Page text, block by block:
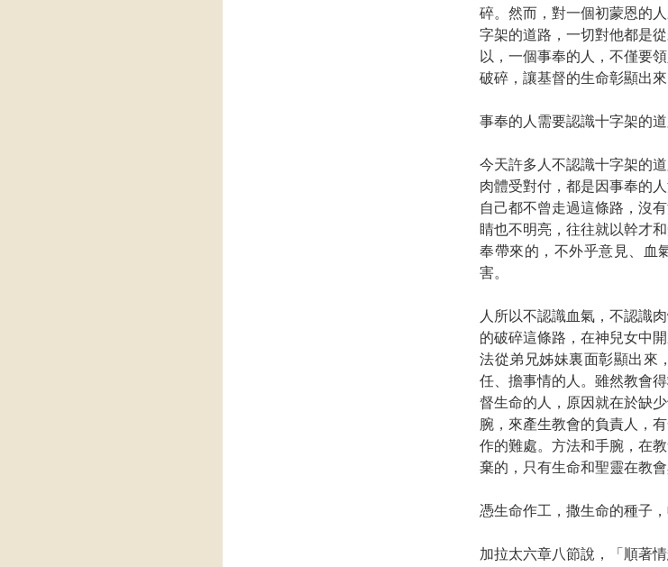
碎。然而，對一個初蒙恩的
字架的道路，一切對他都是
以，一個事奉的人，不僅要
破碎，讓基督的生命彰顯出
事奉的人需要認識十字架的
今天許多人不認識十字架的
肉體受對付，都是因事奉的
自己都不曾走過這條路，沒
睛也不明亮，往往就以幹才
奉帶來的，不外乎意見、血
害。
人所以不認識血氣，不認識
的破碎這條路，在神兒女中
法從弟兄姊妹裏面彰顯出來
任、擔事情的人。雖然教會
督生命的人，原因就在於缺
腕，來產生教會的負責人，
作的難處。方法和手腕，在
棄的，只有生命和聖靈在教會
憑生命作工，撒生命的種子
加拉太六章八節說，「順著